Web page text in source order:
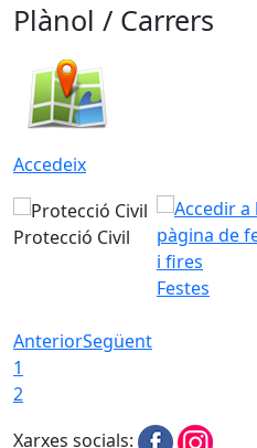
Plànol / Carrers
Accedeix
Protecció Civil
Festes
AnteriorSegüent
1
2
Xarxes socials: